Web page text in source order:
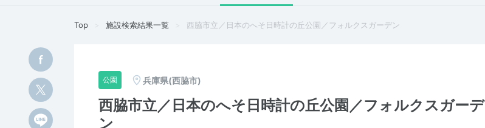
Top 施設検索結果一覧 西脇市立／日本のへそ日時計の丘公園／フォルクスガーデン
公園 兵庫県(西脇市)
西脇市立／日本のへそ日時計の丘公園／フォルクスガーデ
ン